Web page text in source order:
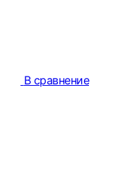
В сравнение